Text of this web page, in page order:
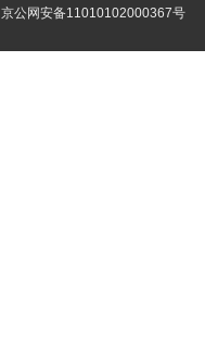
京公网安备11010102000367号